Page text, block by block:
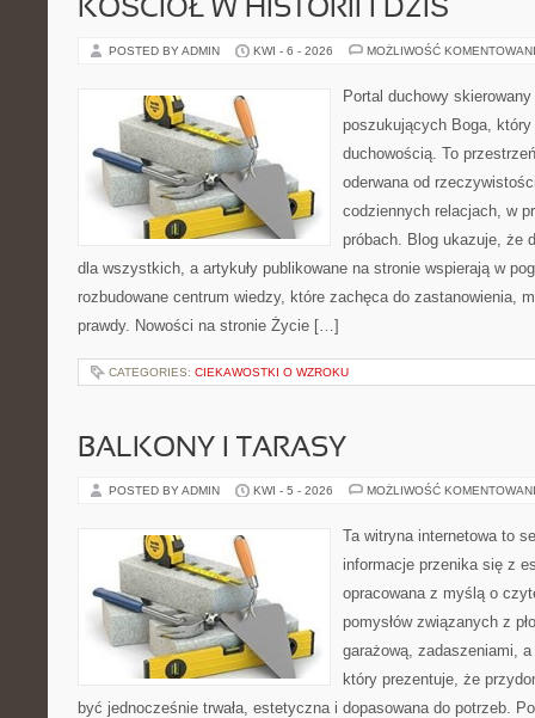
KOŚCIÓŁ W HISTORII I DZIŚ
POSTED BY ADMIN KWI - 6 - 2026 MOŻLIWOŚĆ
Portal duchowy
poszukujących Boga, który
duchowością. To
oderwana od
codziennych relacjach, w
próbach. Blog ukazuje, że
dla wszystkich, a artykuły publikowane na stronie wspierają w
rozbudowane centrum wiedzy, które zachęca do zastanowienia,
prawdy. Nowości na stronie Życie […]
CATEGORIES: CIEKAWOSTKI O WZROKU
BALKONY I TARASY
POSTED BY ADMIN KWI - 5 - 2026 MOŻLIWOŚĆ
Ta witryna internetowa to
informacje przenika się z
opracowana z myślą o
pomysłów związanych z
garażową, zadaszeniami,
który prezentuje, że
być jednocześnie trwała, estetyczna i dopasowana do potrzeb.